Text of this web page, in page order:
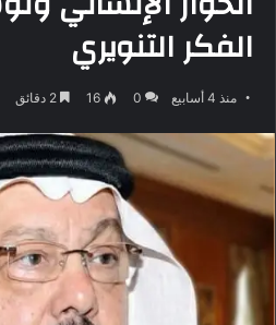
الفكر التنويري
منذ 4 أسابيع 0
16